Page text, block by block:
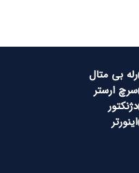
رله بی متال
سرچ ارستر
دژنکتور
اینورتر